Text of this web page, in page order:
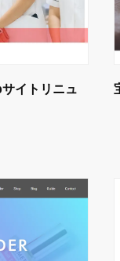
イトリニュ